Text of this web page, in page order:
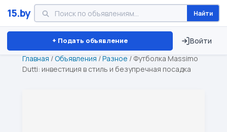
15.by Найти
+ Подать объявление Войти
Минск Витебск Брест ⏱ ТОЛЬКО 15 ДНЕЙ
Главная /Объявления /Разное / Футболка Massimo
Dutti: инвестиция в стиль и безупречная посадка